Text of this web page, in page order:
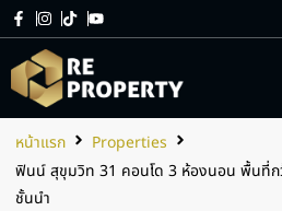
หน้าแรก
Properties
ฟินน์ สุขุมวิท 31 คอนโด 3 ห้องนอน พื้นที่ก
ชั้นนำ